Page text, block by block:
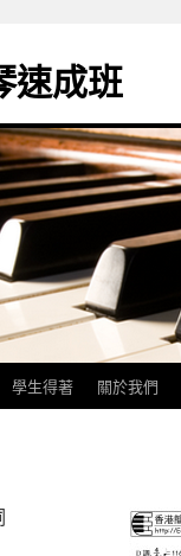
速成班
學生得著 關於我們